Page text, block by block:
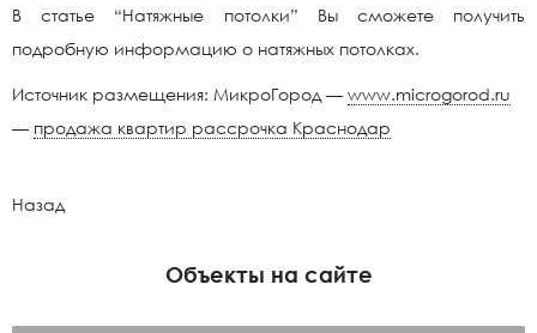
В статье “Натяжные потолки” Вы сможете получить
подробную информацию о натяжных потолках.
Источник размещения: МикроГород — www.microgorod.ru
— продажа квартир рассрочка Краснодар
Назад
Объекты на сайте